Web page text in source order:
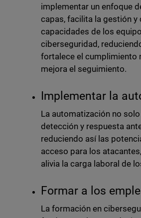
implementar un enfoque
capas, facilita la gestión y
capacidades de los
ciberseguridad,
fortalece el cumplimiento
mejora el seguimiento.
Implementar la
La automatización no
detección y respuesta
reduciendo así las
acceso para los
alivia la carga laboral de
Formar a los
La formación en